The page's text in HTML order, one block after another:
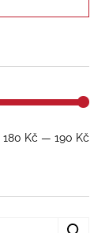
180 Kč — 190 Kč